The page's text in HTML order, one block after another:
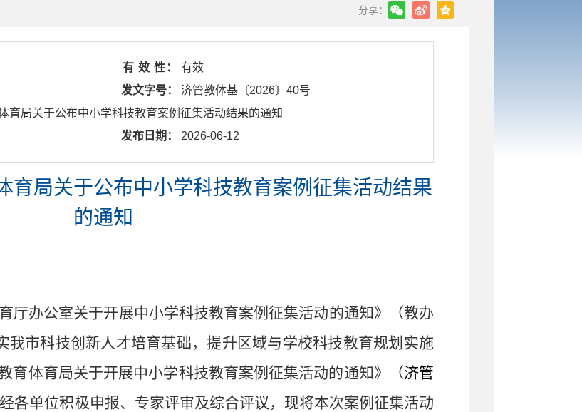
分享：
有 效 性：
有效
发文字号：
济管教体基〔2026〕40号
育局关于公布中小学科技教育案例征集活动结果的通知
发布日期： 2026-06-12
育局关于公布中小学科技教育案例征集活动结果
的通知
厅办公室关于开展中小学科技教育案例征集活动的通知》（教办
我市科技创新人才培育基础，提升区域与学校科技教育规划实施
育体育局关于开展中小学科技教育案例征集活动的通知》（济管
经各单位积极申报、专家评审及综合评议，现将本次案例征集活动